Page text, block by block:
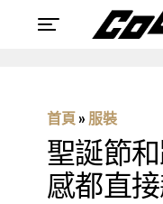
首頁 » 服裝
聖誕節
感都直接